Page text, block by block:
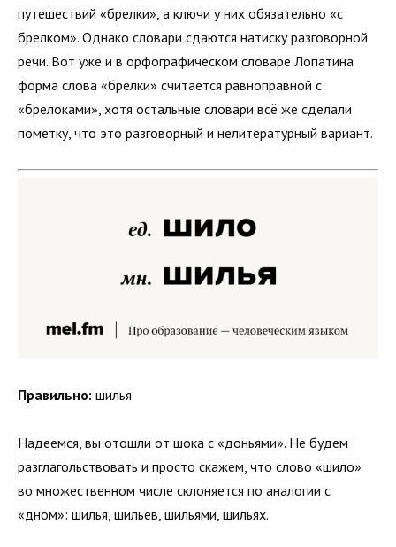
путешествий «брелки», а ключи у них обязательно «с
брелком». Однако словари сдаются натиску разговорной
речи. Вот уже и в орфографическом словаре Лопатина
форма слова «брелки» считается равноправной с
«брелоками», хотя остальные словари всё же сделали
пометку, что это разговорный и нелитературный вариант.
Правильно: шилья
Надеемся, вы отошли от шока с «доньями». Не будем
разглагольствовать и просто скажем, что слово «шило»
во множественном числе склоняется по аналогии с
«дном»: шилья, шильев, шильями, шильях.